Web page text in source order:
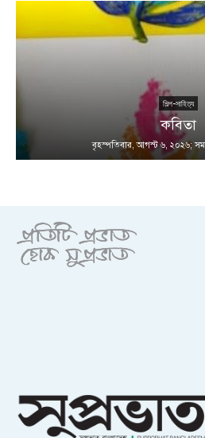
শিল্প-সাহিত্য
কবিতা
বৃহস্পতিবার, আগস্ট ৬, ২০২৬;